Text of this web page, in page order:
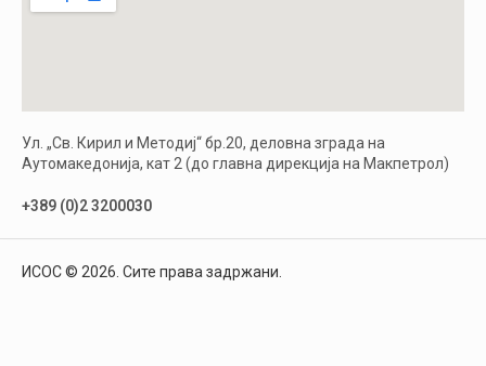
Ул. „Св. Кирил и Методиј“ бр.20, деловна зграда на
Аутомакедонија, кат 2 (до главна дирекција на Макпетрол)
+389 (0)2 3200030
ИСОС © 2026. Сите права задржани.